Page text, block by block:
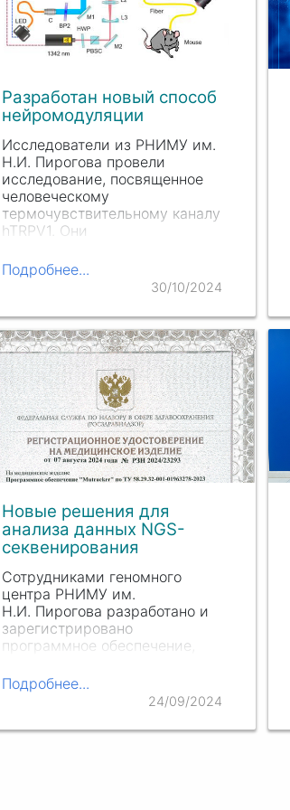
Разработан новый способ
нейромодуляции
Исследователи из РНИМУ им.
Н.И. Пирогова провели
исследование, посвященное
человеческому
термочувствительному каналу
hTRPV1. Они
нагревание hTRPV1 с помощью
инфракрасного лазера
сказывается на локомоторном
поведении мышей, которым…
Подробнее...
30/10/2024
Новые решения для
анализа данных NGS-
секвенирования
Сотрудниками геномного
центра РНИМУ им.
Н.И. Пирогова разработано и
зарегистрировано
программное обеспечение,
обработки и интерпретации
результатов, полученных с
высокопроизводительных
Подробнее...
24/09/2024